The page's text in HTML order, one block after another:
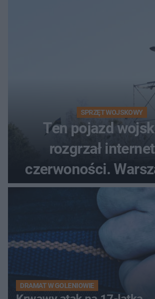
SPRZĘT WOJSKOWY
Ten pojazd
rozgrzał
czerwoności.
pytali, czy to Mad
DRAMAT W GOLENIOWIE